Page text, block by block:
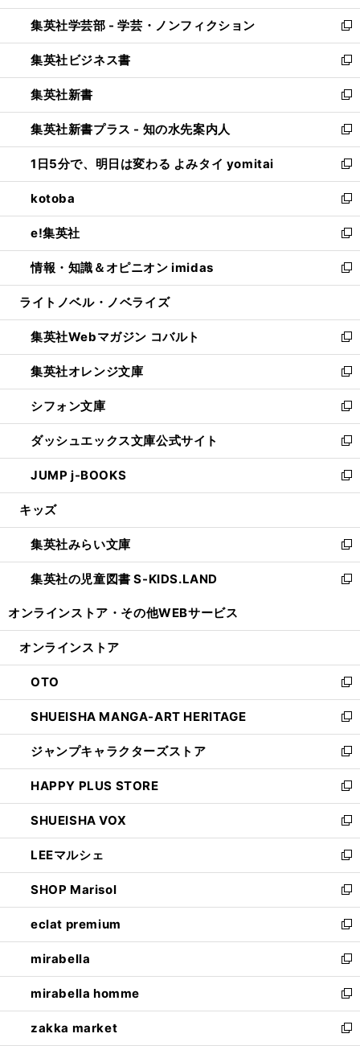
開
く
ウ
で
開
く
ン
ド
ウ
で
開
く
ウ
ィ
ン
ド
ウ
で
開
く
集英社学芸部 - 学芸・ノンフィクション
新
し
い
ウ
ィ
ン
ド
ウ
で
開
く
集英社ビジネス書
新
し
い
ウ
ィ
ン
ド
ウ
で
開
く
集英社新書
新
し
い
ウ
ィ
ン
ド
ウ
で
開
く
集英社新書プラス - 知の水先案内人
新
し
い
ウ
ィ
ン
ド
ウ
で
開
1日5分で、明日は変わる よみタイ yomitai
新
し
い
ウ
ィ
ン
ド
ウ
開
く
kotoba
新
し
い
ウ
ィ
ン
ウ
で
開
く
e!集英社
新
し
い
ウ
ン
ド
ウ
で
開
く
情報・知識＆オピニオン imidas
新
し
ウ
ィ
ン
ド
ウ
で
開
く
ライトノベル・ノベライズ
集英社Webマガジン コバルト
新
し
い
ウ
ィ
ン
ド
ウ
で
開
集英社オレンジ文庫
新
し
い
ウ
ィ
ン
ド
ウ
開
く
シフォン文庫
新
し
い
ウ
ィ
ン
ウ
で
開
く
ダッシュエックス文庫公式サイト
新
し
い
ウ
ン
ド
ウ
で
JUMP j-BOOKS
新
し
ウ
ィ
ン
ド
開
キッズ
集英社みらい文庫
新
し
い
ン
ウ
で
開
く
集英社の児童図書 S-KIDS.LAND
新
ウ
ン
ド
ウ
で
開
く
オンラインストア・ その他WEBサービス
オンラインストア
OTO
新
し
い
ウ
ィ
ン
ド
ウ
で
開
く
SHUEISHA MANGA-ART HERITAGE
新
し
い
ウ
ィ
ン
ド
ウ
で
開
く
ジャンプキャラクターズストア
新
し
い
ウ
ィ
ン
ド
ウ
で
開
く
HAPPY PLUS STORE
新
し
い
ウ
ィ
ン
ド
ウ
で
開
く
SHUEISHA VOX
新
し
い
ウ
ィ
ン
ド
ウ
で
開
く
LEEマルシェ
新
し
い
ウ
ィ
ン
ド
ウ
で
開
く
SHOP Marisol
新
し
い
ウ
ィ
ン
ド
ウ
で
eclat premium
新
し
い
ウ
ィ
ン
ド
mirabella
新
し
い
ウ
ィ
mirabella homme
新
し
い
zakka market
新